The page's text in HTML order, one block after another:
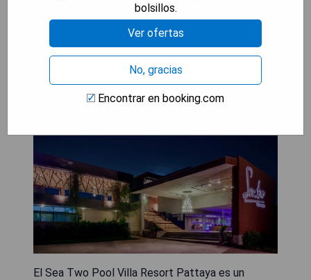
Sea Two Pool Villa Resort
Pattaya
El Sea Two Pool Villa Resort Pattaya es un
bolsillos.
Ver ofertas
No, gracias
Encontrar en booking.com